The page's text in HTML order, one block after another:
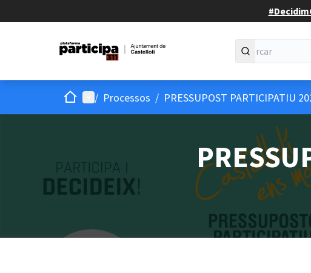
Inici Menú principal
/ Processos / PRESSUPOST PARTICIPATIU